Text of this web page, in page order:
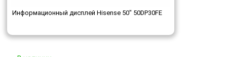
Информационный дисплей Hisense 50" 50DP30FE